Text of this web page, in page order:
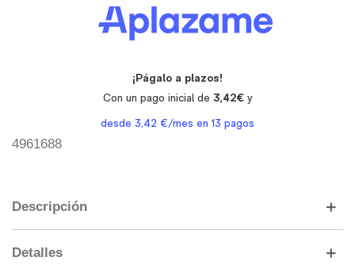
4961688
Descripción
Detalles